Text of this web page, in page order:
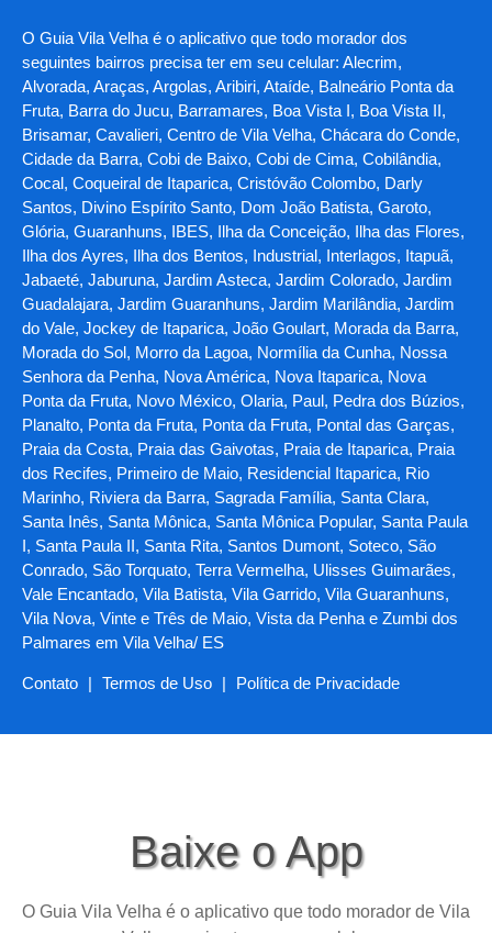
O Guia Vila Velha é o aplicativo que todo morador dos
seguintes bairros precisa ter em seu celular: Alecrim,
Alvorada, Araças, Argolas, Aribiri, Ataíde, Balneário Ponta da
Fruta, Barra do Jucu, Barramares, Boa Vista I, Boa Vista II,
Brisamar, Cavalieri, Centro de Vila Velha, Chácara do Conde,
Cidade da Barra, Cobi de Baixo, Cobi de Cima, Cobilândia,
Cocal, Coqueiral de Itaparica, Cristóvão Colombo, Darly
Santos, Divino Espírito Santo, Dom João Batista, Garoto,
Glória, Guaranhuns, IBES, Ilha da Conceição, Ilha das Flores,
Ilha dos Ayres, Ilha dos Bentos, Industrial, Interlagos, Itapuã,
Jabaeté, Jaburuna, Jardim Asteca, Jardim Colorado, Jardim
Guadalajara, Jardim Guaranhuns, Jardim Marilândia, Jardim
do Vale, Jockey de Itaparica, João Goulart, Morada da Barra,
Morada do Sol, Morro da Lagoa, Normília da Cunha, Nossa
Senhora da Penha, Nova América, Nova Itaparica, Nova
Ponta da Fruta, Novo México, Olaria, Paul, Pedra dos Búzios,
Planalto, Ponta da Fruta, Ponta da Fruta, Pontal das Garças,
Praia da Costa, Praia das Gaivotas, Praia de Itaparica, Praia
dos Recifes, Primeiro de Maio, Residencial Itaparica, Rio
Marinho, Riviera da Barra, Sagrada Família, Santa Clara,
Santa Inês, Santa Mônica, Santa Mônica Popular, Santa Paula
I, Santa Paula II, Santa Rita, Santos Dumont, Soteco, São
Conrado, São Torquato, Terra Vermelha, Ulisses Guimarães,
Vale Encantado, Vila Batista, Vila Garrido, Vila Guaranhuns,
Vila Nova, Vinte e Três de Maio, Vista da Penha e Zumbi dos
Palmares em Vila Velha/ ES
Contato | Termos de Uso | Política de Privacidade
Baixe o App
O Guia Vila Velha é o aplicativo que todo morador de Vila